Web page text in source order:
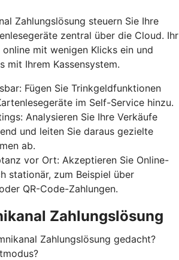
Zahlungslösung steuern Sie Ihre
zentral über die Cloud. Ihr
mit wenigen Klicks ein und
mit Ihrem Kassensystem.
Fügen Sie Trinkgeldfunktionen
im Self-Service hinzu.
Analysieren Sie Ihre Verkäufe
und leiten Sie daraus gezielte
ab.
vor Ort: Akzeptieren Sie Online-
stationär, zum Beispiel über
QR-Code-Zahlungen.
Zahlungslösung
Zahlungslösung gedacht?